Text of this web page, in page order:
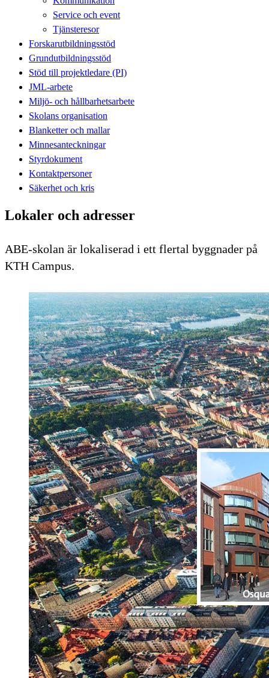
Service och event
Tjänsteresor
Forskarutbildningsstöd
Grundutbildningsstöd
Stöd till projektledare (PI)
JML-arbete
Miljö- och hållbarhetsarbete
Skolans organisation
Blanketter och mallar
Minnesanteckningar
Styrdokument
Kontaktpersoner
Säkerhet och kris
Lokaler och adresser
ABE-skolan är lokaliserad i ett flertal byggnader på
KTH Campus.